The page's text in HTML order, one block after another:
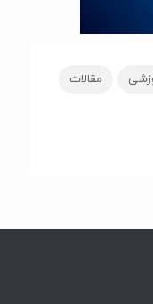
مقالات